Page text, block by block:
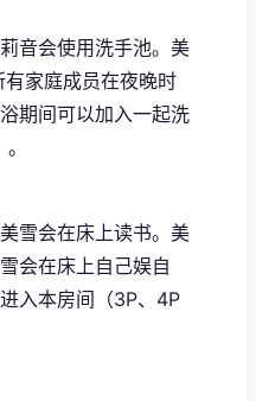
莉音会使用洗手池。 美
有家庭成员在夜晚时
期间可以加入一起洗
美雪会在床上读书。 美
会在床上自己娱自
入本房间（3P、4P